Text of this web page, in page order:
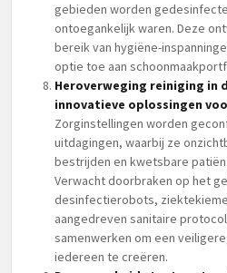
gebieden worden
ontoegankelijk waren. Deze
bereik van hygiëne-
optie toe aan
Heroverweging reiniging in
innovatieve oplossingen
Zorginstellingen worden
uitdagingen, waarbij ze
bestrijden en kwetsbare
Verwacht doorbraken op het
desinfectierobots,
aangedreven sanitaire
samenwerken om een
iedereen te creëren.